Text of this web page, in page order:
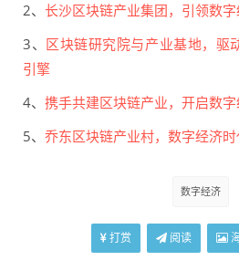
2、 长沙区块链产业集团，引领数
3、 区块链研究院与产业基地，驱
引擎
4、 携手共建区块链产业，开启数
5、 乔东区块链产业村，数字经济
数字经济
打赏 阅读